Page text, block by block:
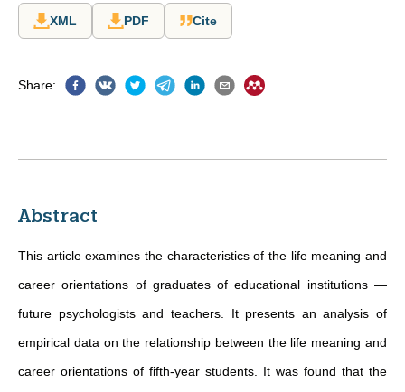
XML PDF Cite
Share:
Abstract
This article examines the characteristics of the life meaning and
career orientations of graduates of educational institutions —
future psychologists and teachers. It presents an analysis of
empirical data on the relationship between the life meaning and
career orientations of fifth-year students. It was found that the